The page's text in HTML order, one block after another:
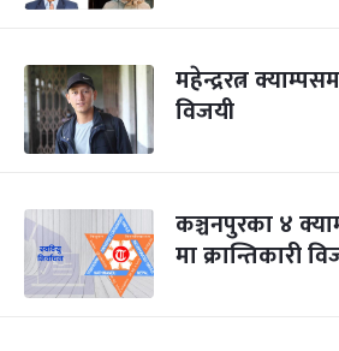
महेन्द्ररत्न
विजयी
कञ्चनपुरका ४
मा क्रान्तिकारी